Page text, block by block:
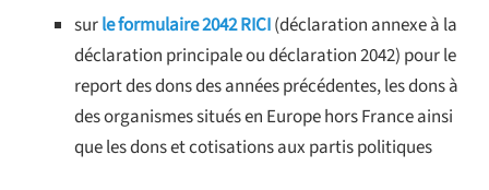
surle formulaire 2042 RICI(déclaration annexe à la
déclaration principale ou déclaration 2042) pour le
report des dons des années précédentes, les dons à
des organismes situés en Europe hors France ainsi
que les dons et cotisations aux partis politiques